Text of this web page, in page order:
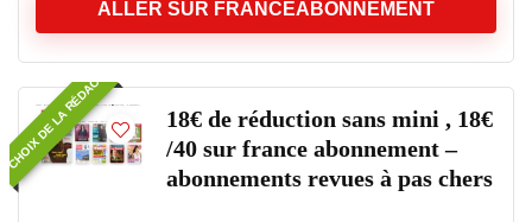
ALLER SUR FRANCEABONNEMENT
CHOIX DE LA RÉDAC
18€ de réduction sans mini , 18€
/40 sur france abonnement –
abonnements revues à pas chers